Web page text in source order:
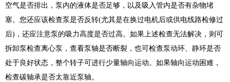
空气是否排出，泵内的液体是否足够，以及吸入管内是否有杂物堵
塞。您还应该检查泵是否反转(尤其是在换过电机后或供电线路检修过
后)，还应注意泵的吸力高度是否过高。如果上述检查无法解决，则可
拆卸泵检查离心泵，查看泵轴是否断裂，也可检查泵动环、静环是否
处于良好状态，整个转子可进行少量轴向运动。如果轴向运动困难，
检查碳轴承是否太靠近泵轴。